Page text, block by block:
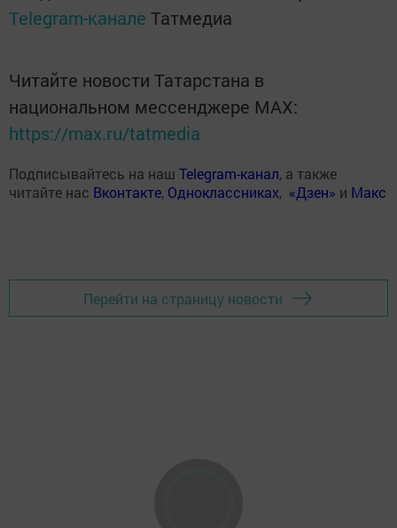
Telegram-канале Татмедиа
Читайте новости Татарстана в
национальном мессенджере MАХ:
https://max.ru/tatmedia
Подписывайтесь на наш Telegram-канал, а также
читайте нас Вконтакте, Одноклассниках, «Дзен» и Макс
Перейти на страницу новости